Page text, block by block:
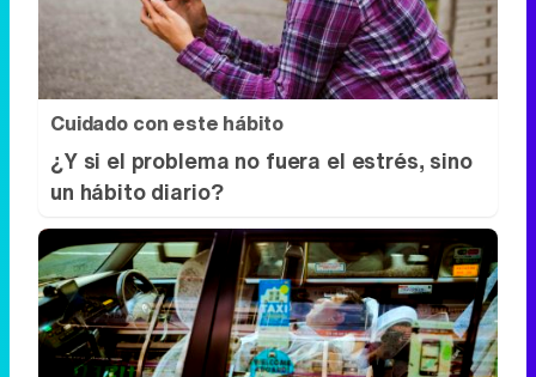
Cuidado con este hábito
¿Y si el problema no fuera el estrés, sino
un hábito diario?